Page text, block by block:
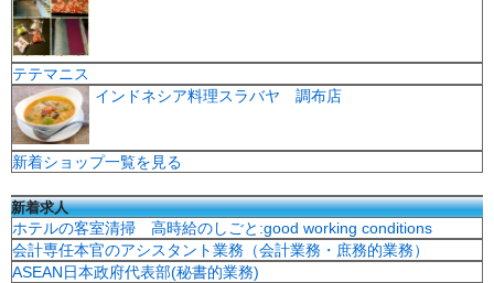
テテマニス
インドネシア料理スラバヤ 調布店
新着ショップ一覧を見る
新着求人
ホテルの客室清掃 高時給のしごと:good working conditions
会計専任本官のアシスタント業務（会計業務・庶務的業務）
ASEAN日本政府代表部(秘書的業務)